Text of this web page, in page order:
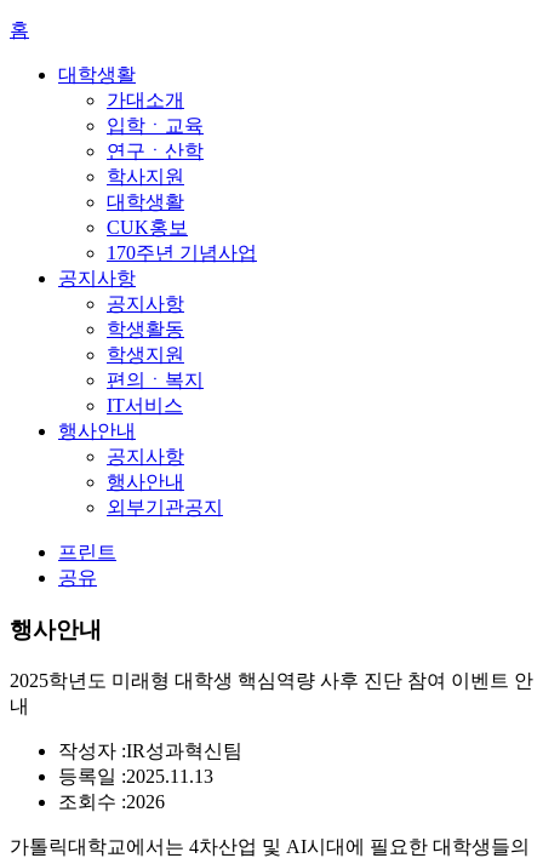
홈
대학생활
가대소개
입학ㆍ교육
연구ㆍ산학
학사지원
대학생활
CUK홍보
170주년 기념사업
공지사항
공지사항
학생활동
학생지원
편의ㆍ복지
IT서비스
행사안내
공지사항
행사안내
외부기관공지
프린트
공유
행사안내
2025학년도 미래형 대학생 핵심역량 사후 진단 참여 이벤트 안
내
작성자 :IR성과혁신팀
등록일 :2025.11.13
조회수 :2026
가톨릭대학교에서는 4차산업 및 AI시대에 필요한 대학생들의